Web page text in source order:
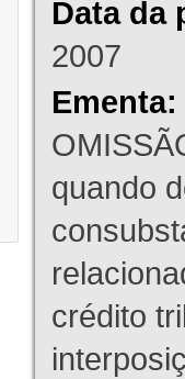
Data da
2007
Ementa:
quando
crédito